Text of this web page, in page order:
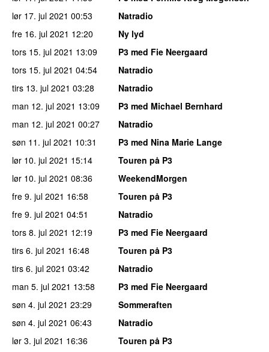
lør 17. jul 2021 00:53
Natradio
fre 16. jul 2021 12:20
Ny lyd
tors 15. jul 2021 13:09
P3 med Fie Neergaard
tors 15. jul 2021 04:54
Natradio
tirs 13. jul 2021 03:28
Natradio
man 12. jul 2021 13:09
P3 med Michael Bernhard
man 12. jul 2021 00:27
Natradio
søn 11. jul 2021 10:31
P3 med Nina Marie Lange
lør 10. jul 2021 15:14
Touren på P3
lør 10. jul 2021 08:36
WeekendMorgen
fre 9. jul 2021 16:58
Touren på P3
fre 9. jul 2021 04:51
Natradio
tors 8. jul 2021 12:19
P3 med Fie Neergaard
tirs 6. jul 2021 16:48
Touren på P3
tirs 6. jul 2021 03:42
Natradio
man 5. jul 2021 13:58
P3 med Fie Neergaard
søn 4. jul 2021 23:29
Sommeraften
søn 4. jul 2021 06:43
Natradio
lør 3. jul 2021 16:36
Touren på P3